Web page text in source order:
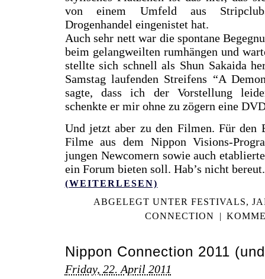
von einem Umfeld aus
Drogenhandel eingenistet hat.
Auch sehr nett war die spontane
beim gelangweilten rumhängen und
stellte sich schnell als Shun Sakaida
Samstag laufenden Streifens “A
sagte, dass ich der Vorstellung
schenkte er mir ohne zu zögern eine
Und jetzt aber zu den Filmen. Für den
Filme aus dem Nippon Visions-
jungen Newcomern sowie auch
ein Forum bieten soll. Hab’s nicht bereut.
(WEITERLESEN)
ABGELEGT UNTER FESTIVALS,
CONNECTION
|
Nippon Connection 2011
Friday, 22. April 2011